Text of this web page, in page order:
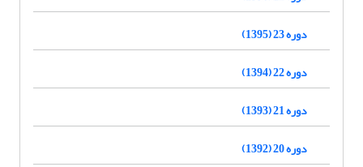
دوره 23 (1395)
دوره 22 (1394)
دوره 21 (1393)
دوره 20 (1392)